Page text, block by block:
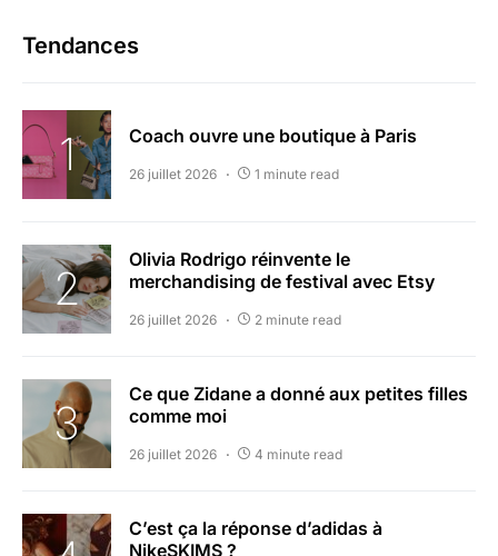
Tendances
Coach ouvre une boutique à Paris
26 juillet 2026 1 minute read
Olivia Rodrigo réinvente le
merchandising de festival avec Etsy
26 juillet 2026 2 minute read
Ce que Zidane a donné aux petites filles
comme moi
26 juillet 2026 4 minute read
C’est ça la réponse d’adidas à
NikeSKIMS ?